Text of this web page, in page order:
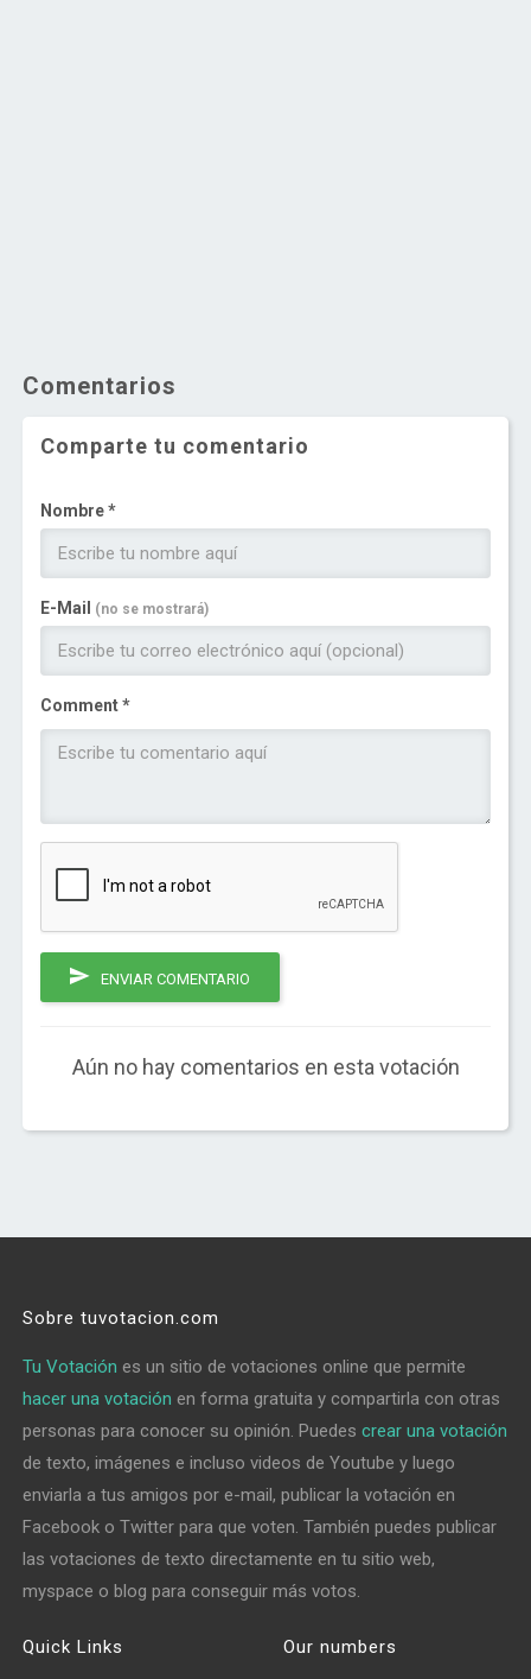
Comentarios
Comparte tu comentario
Nombre *
E-Mail (no se mostrará)
Comment *
ENVIAR COMENTARIO
Aún no hay comentarios en esta votación
Sobre tuvotacion.com
Tu Votación es un sitio de votaciones online que permite
hacer una votación en forma gratuita y compartirla con otras
personas para conocer su opinión. Puedescrear una votación
de texto, imágenes e incluso videos de Youtube y luego
enviarla a tus amigos por e-mail, publicar la votación en
Facebook o Twitter para que voten. También puedes publicar
las votaciones de texto directamente en tu sitio web,
myspace o blog para conseguir más votos.
Quick Links Our numbers